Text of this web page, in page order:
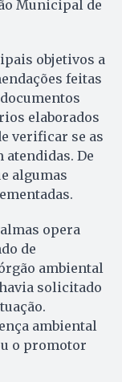
Municipal de
objetivos a
feitas
elaborados
verificar se as
atendidas. De
algumas
opera
de
ambiental
solicitado
ambiental
o promotor